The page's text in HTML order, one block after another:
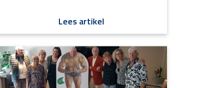
Lees artikel